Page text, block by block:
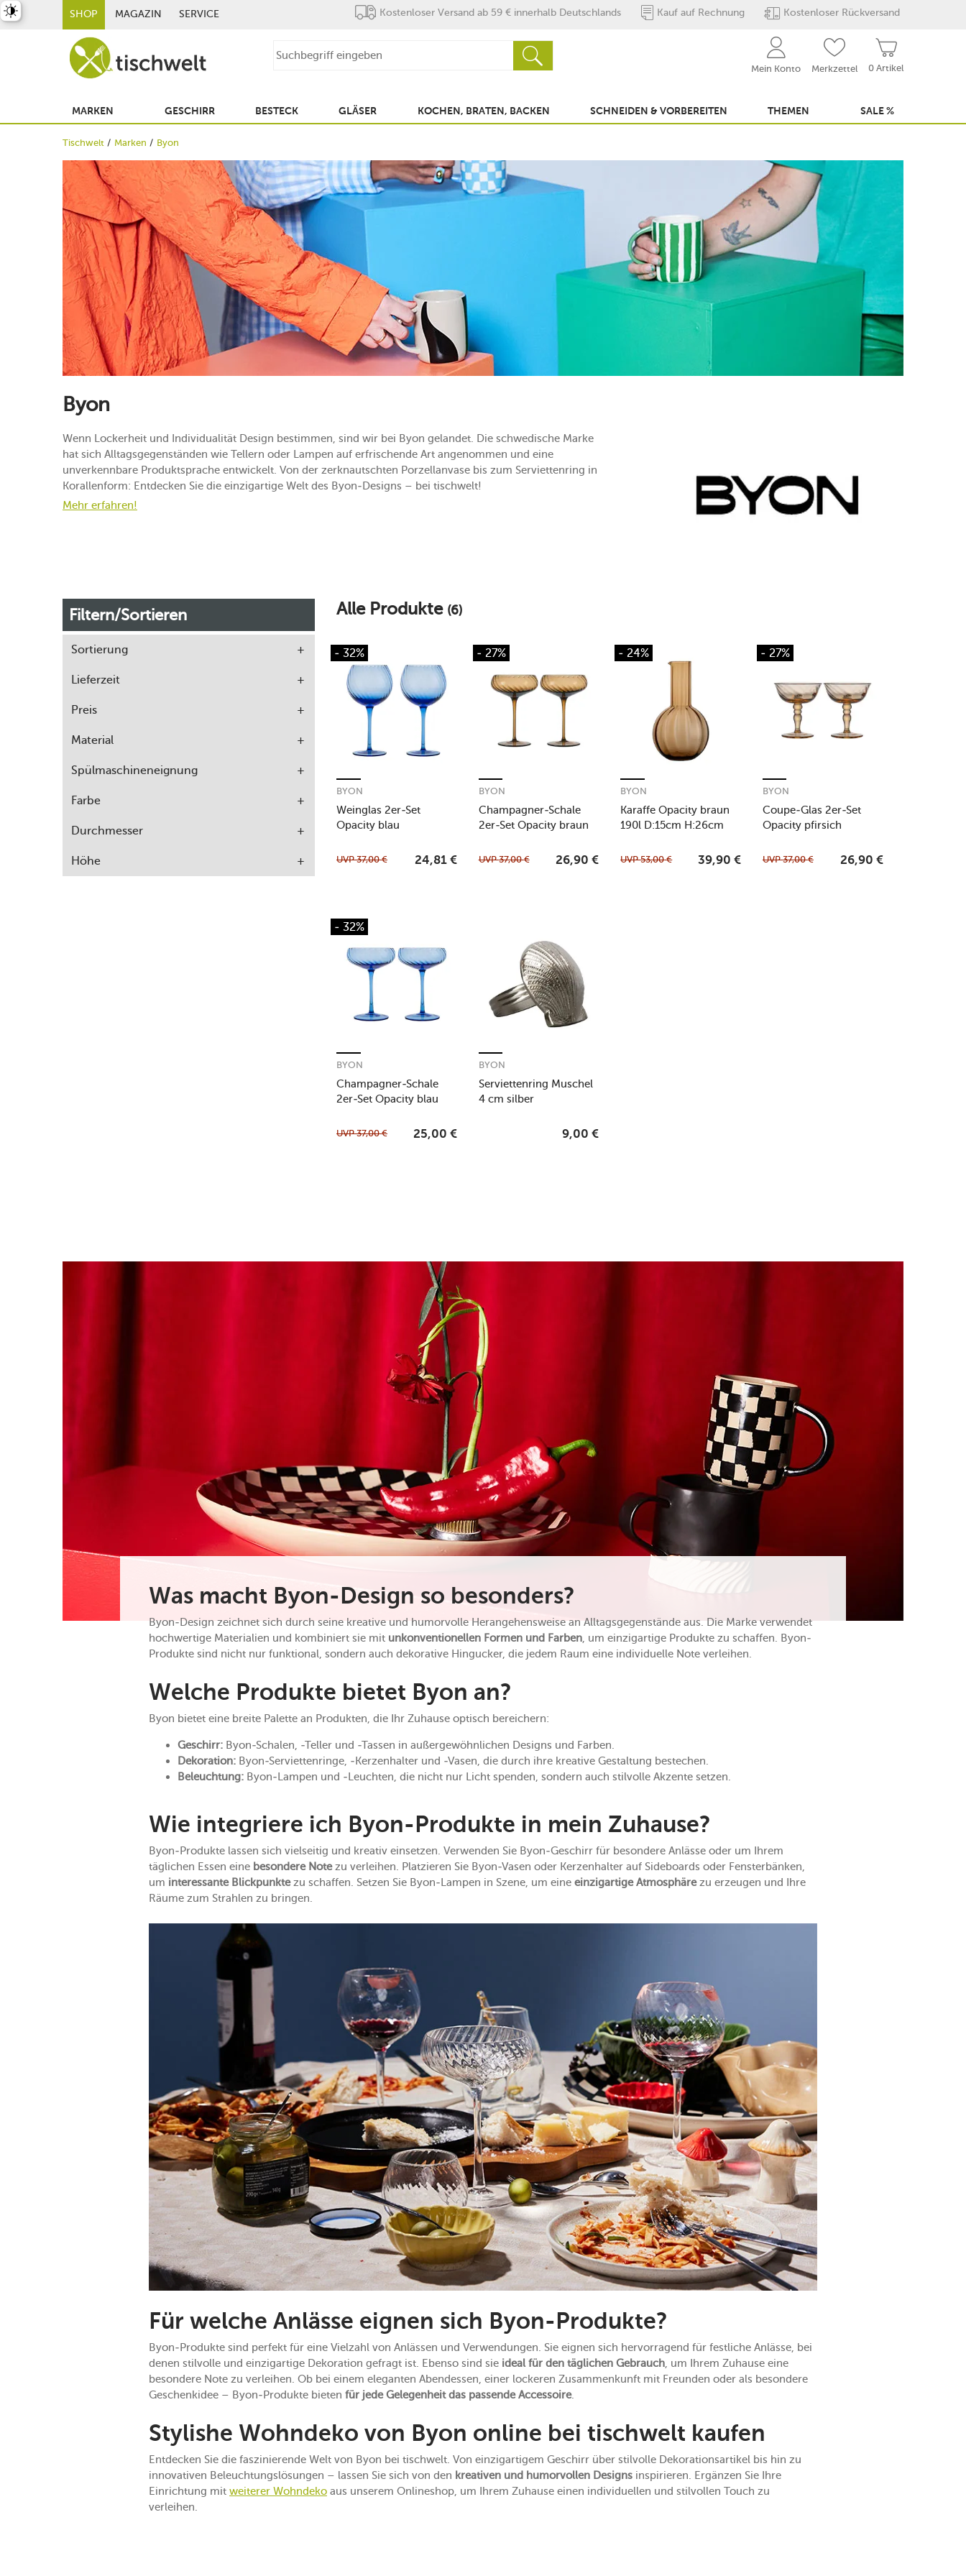
SHOP MAGAZIN SERVICE Kostenloser Versand ab 59 € innerhalb Deutschlands Kauf auf Rechnung Kostenloser Rückversand
0 Artikel
Mein Konto Merkzettel
MARKEN GESCHIRR BESTECK GLÄSER KOCHEN, BRATEN, BACKEN SCHNEIDEN & VORBEREITEN THEMEN SALE %
Tischwelt Marken Byon
Byon
Wenn Lockerheit und Individualität Design bestimmen, sind wir bei Byon gelandet. Die schwedische Marke
hat sich Alltagsgegenständen wie Tellern oder Lampen auf erfrischende Art angenommen und eine
unverkennbare Produktsprache entwickelt. Von der zerknautschten Porzellanvase bis zum Serviettenring in
Korallenform: Entdecken Sie die einzigartige Welt des Byon-Designs – bei tischwelt!
Mehr erfahren!
Filtern/Sortieren
Sortierung
Lieferzeit
Preis
Material
Spülmaschineneignung
Farbe
Durchmesser
Höhe
Alle Produkte (6)
- 32%
Weinglas 2er-Set
Opacity blau
BYON
UVP37,00 € 24,81 €
- 27%
Champagner-Schale
2er-Set Opacity braun
BYON
UVP37,00 € 26,90 €
- 24%
Karaffe Opacity braun
190l D:15cm H:26cm
BYON
UVP53,00 € 39,90 €
- 27%
Coupe-Glas 2er-Set
Opacity pfirsich
BYON
UVP37,00 € 26,90 €
- 32%
Champagner-Schale
2er-Set Opacity blau
BYON
UVP37,00 € 25,00 €
Serviettenring Muschel
4 cm silber
BYON
9,00 €
Was macht Byon-Design so besonders?
Byon-Design zeichnet sich durch seine kreative und humorvolle Herangehensweise an Alltagsgegenstände aus. Die Marke verwendet
hochwertige Materialien und kombiniert sie mit unkonventionellen Formen und Farben, um einzigartige Produkte zu schaffen. Byon-
Produkte sind nicht nur funktional, sondern auch dekorative Hingucker, die jedem Raum eine individuelle Note verleihen.
Welche Produkte bietet Byon an?
Byon bietet eine breite Palette an Produkten, die Ihr Zuhause optisch bereichern:
Geschirr: Byon-Schalen, -Teller und -Tassen in außergewöhnlichen Designs und Farben.
Dekoration: Byon-Serviettenringe, -Kerzenhalter und -Vasen, die durch ihre kreative Gestaltung bestechen.
Beleuchtung: Byon-Lampen und -Leuchten, die nicht nur Licht spenden, sondern auch stilvolle Akzente setzen.
Wie integriere ich Byon-Produkte in mein Zuhause?
Byon-Produkte lassen sich vielseitig und kreativ einsetzen. Verwenden Sie Byon-Geschirr für besondere Anlässe oder um Ihrem
täglichen Essen eine besondere Notezu verleihen. Platzieren Sie Byon-Vasen oder Kerzenhalter auf Sideboards oder Fensterbänken,
um interessante Blickpunktezu schaffen. Setzen Sie Byon-Lampen in Szene, um eine einzigartige Atmosphärezu erzeugen und Ihre
Räume zum Strahlen zu bringen.
Für welche Anlässe eignen sich Byon-Produkte?
Byon-Produkte sind perfekt für eine Vielzahl von Anlässen und Verwendungen. Sie eignen sich hervorragend für festliche Anlässe, bei
denen stilvolle und einzigartige Dekoration gefragt ist. Ebenso sind sie ideal für den täglichen Gebrauch, um Ihrem Zuhause eine
besondere Note zu verleihen. Ob bei einem eleganten Abendessen, einer lockeren Zusammenkunft mit Freunden oder als besondere
Geschenkidee – Byon-Produkte bieten für jede Gelegenheit das passende Accessoire.
Stylishe Wohndeko von Byon online bei tischwelt kaufen
Entdecken Sie die faszinierende Welt von Byon bei tischwelt. Von einzigartigem Geschirr über stilvolle Dekorationsartikel bis hin zu
innovativen Beleuchtungslösungen – lassen Sie sich von den kreativen und humorvollen Designs inspirieren. Ergänzen Sie Ihre
Einrichtung mit weiterer Wohndeko aus unserem Onlineshop, um Ihrem Zuhause einen individuellen und stilvollen Touch zu
verleihen.
umschalten